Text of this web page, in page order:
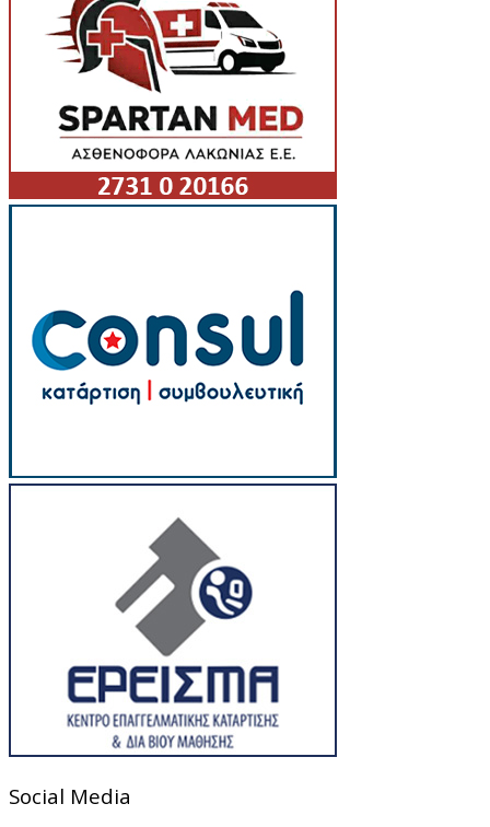
Social Media